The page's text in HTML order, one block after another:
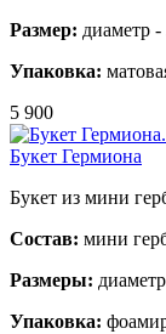
Размер: диаметр
Упаковка:
5 900
Букет Гермиона
Букет из мини
Состав: мини
Размеры:
Упаковка: